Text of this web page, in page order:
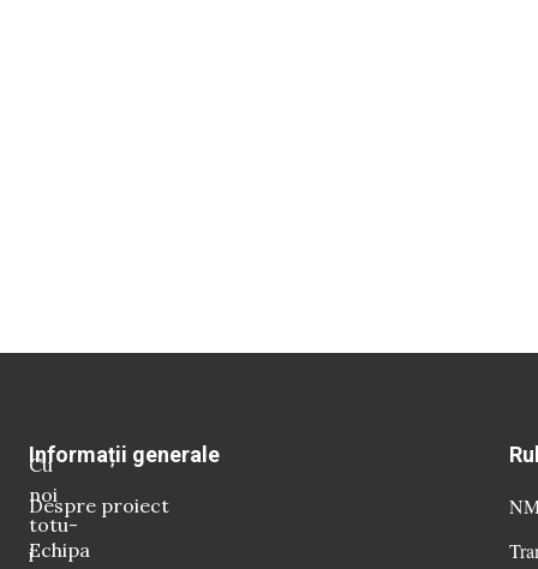
Cu
noi
totu-
i
Informații generale
Despre proiect
Echipa